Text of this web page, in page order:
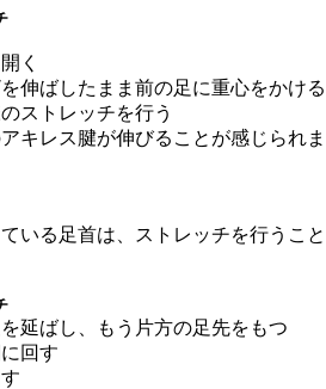
く
伸ばしたまま前の足に重心をかける
ストレッチを行う
キレス腱が伸びることが感じられま
いる足首は、ストレッチを行うこと
延ばし、もう片方の足先をもつ
回す